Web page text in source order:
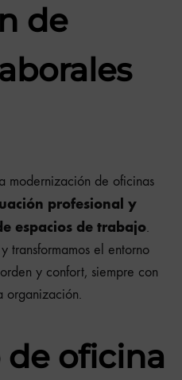
de
modernización de oficinas
profesional y
espacios de trabajo.
transformamos el entorno
y confort, siempre con
organización.
oficina